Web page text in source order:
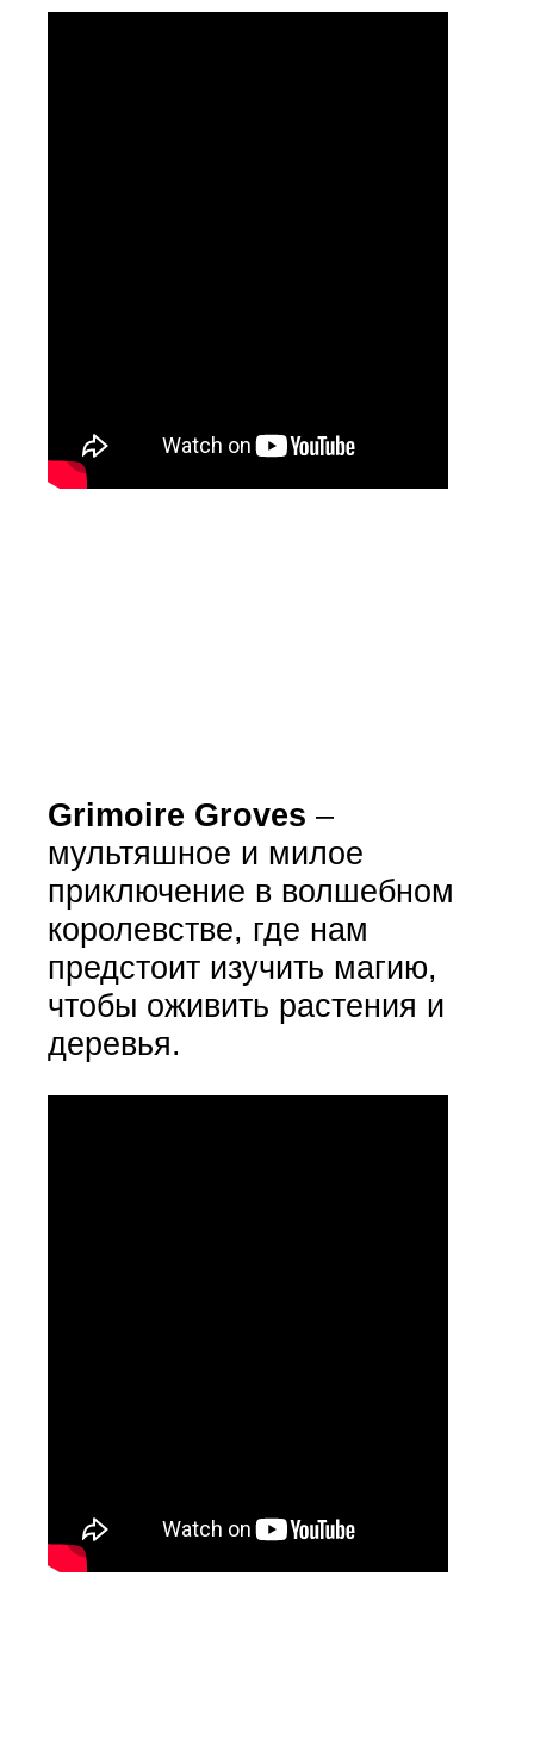
Grimoire Groves –
мультяшное и милое
приключение в волшебном
королевстве, где нам
предстоит изучить магию,
чтобы оживить растения и
деревья.